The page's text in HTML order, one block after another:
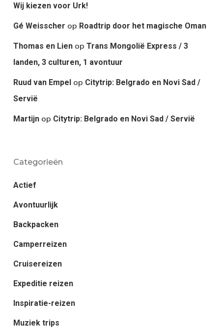
Wij kiezen voor Urk!
Gé Weisscher op Roadtrip door het magische Oman
Thomas en Lienop Trans Mongolië Express / 3
landen, 3 culturen, 1 avontuur
Ruud van Empelop Citytrip: Belgrado en Novi Sad /
Servië
Martijnop Citytrip: Belgrado en Novi Sad / Servië
Categorieën
Actief
Avontuurlijk
Backpacken
Camperreizen
Cruisereizen
Expeditie reizen
Inspiratie-reizen
Muziek trips